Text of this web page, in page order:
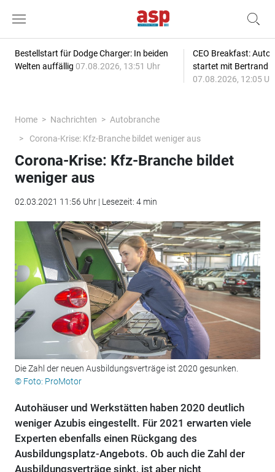
Bestellstart für Dodge Charger: In beiden
Welten auffällig 07.08.2026, 13:51 Uhr
CEO Breakfast:
startet mit Bertrand
07.08.2026, 12:05
Home Nachrichten
Autobranche
Corona-Krise: Kfz-Branche bildet weniger aus
Corona-Krise: Kfz-Branche bildet
weniger aus
02.03.2021 11:56 Uhr | Lesezeit: 4 min
Die Zahl der neuen Ausbildungsverträge ist 2020 gesunken.
© Foto: ProMotor
Autohäuser und Werkstätten haben 2020 deutlich
weniger Azubis eingestellt. Für 2021 erwarten viele
Experten ebenfalls einen Rückgang des
Ausbildungsplatz-Angebots. Ob auch die Zahl der
Ausbildungsverträge sinkt, ist aber nicht